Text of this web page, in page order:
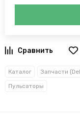
Каталог Запчасти
Пульсаторы